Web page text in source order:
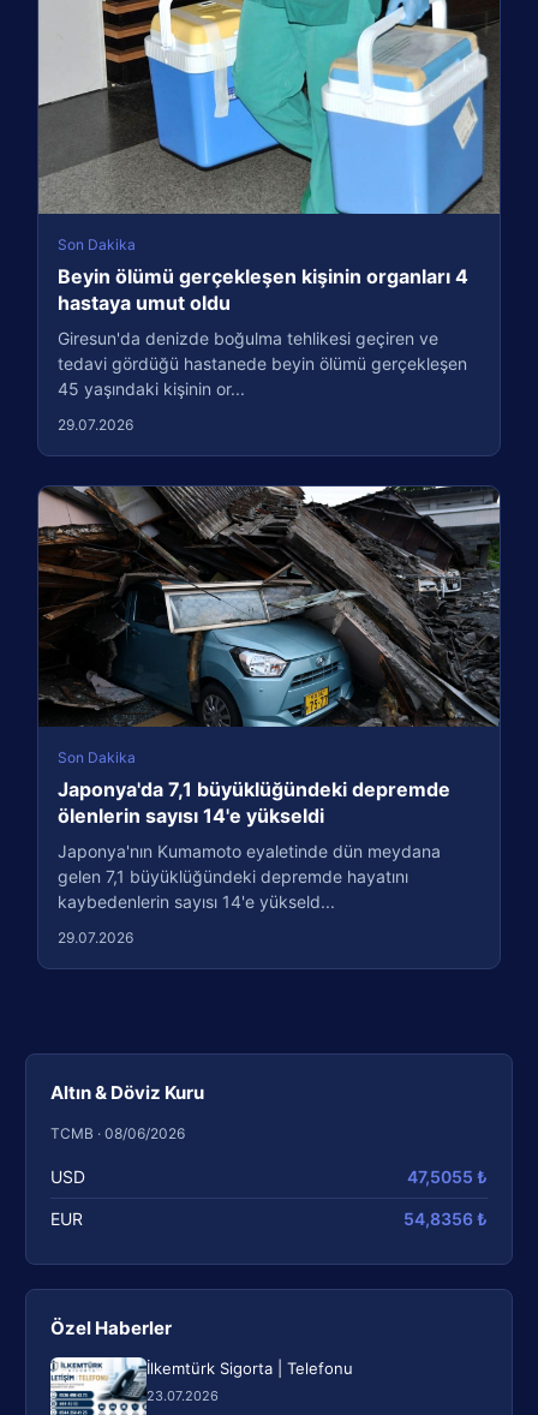
Altın & Döviz Kuru
TCMB · 08/06/2026
USD 47,5055 ₺
EUR 54,8356 ₺
Özel Haberler
İlkemtürk Sigorta | Telefonu
23.07.2026
Son Dakika
Beyin ölümü gerçekleşen kişinin organları 4
hastaya umut oldu
Giresun'da denizde boğulma tehlikesi geçiren ve
tedavi gördüğü hastanede beyin ölümü gerçekleşen
45 yaşındaki kişinin or...
29.07.2026
Son Dakika
Japonya'da 7,1 büyüklüğündeki depremde
ölenlerin sayısı 14'e yükseldi
Japonya'nın Kumamoto eyaletinde dün meydana
gelen 7,1 büyüklüğündeki depremde hayatını
kaybedenlerin sayısı 14'e yükseld...
29.07.2026